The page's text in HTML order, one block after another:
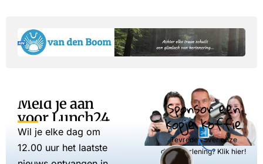
Meld je aan
voor Lunch24
Wil je elke dag om
12.00 uur het laatste
Sponsor een
kopje koffie
Tevreden over onze
dienstverlening? Klik hier!